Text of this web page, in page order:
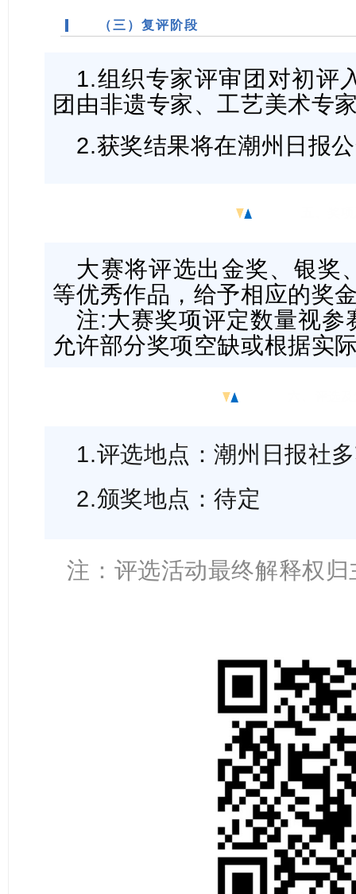
（三）复评阶段
1.组织专家评审团对初评
团由非遗专家、工艺美术专
2.获奖结果将在潮州日报
大赛将评选出金奖、银奖
等优秀作品，给予相应的奖
注:大赛奖项评定数量视参
允许部分奖项空缺或根据实
1.评选地点：潮州日报社
2.颁奖地点：待定
注：评选活动最终解释权